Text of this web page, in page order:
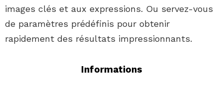
images clés et aux expressions. Ou servez-vous
de paramètres prédéfinis pour obtenir
rapidement des résultats impressionnants.
Informations